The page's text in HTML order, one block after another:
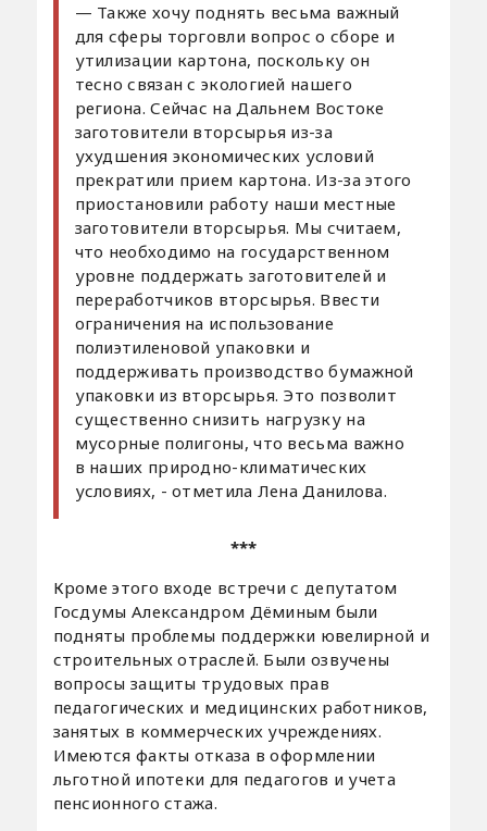
— Также хочу поднять весьма важный
для сферы торговли вопрос о сборе и
утилизации картона, поскольку он
тесно связан с экологией нашего
региона. Сейчас на Дальнем Востоке
заготовители вторсырья из-за
ухудшения экономических условий
прекратили прием картона. Из-за этого
приостановили работу наши местные
заготовители вторсырья. Мы считаем,
что необходимо на государственном
уровне поддержать заготовителей и
переработчиков вторсырья. Ввести
ограничения на использование
полиэтиленовой упаковки и
поддерживать производство бумажной
упаковки из вторсырья. Это позволит
существенно снизить нагрузку на
мусорные полигоны, что весьма важно
в наших природно-климатических
условиях, - отметила Лена Данилова.
***
Кроме этого входе встречи с депутатом
Госдумы Александром Дёминым были
подняты проблемы поддержки ювелирной и
строительных отраслей. Были озвучены
вопросы защиты трудовых прав
педагогических и медицинских работников,
занятых в коммерческих учреждениях.
Имеются факты отказа в оформлении
льготной ипотеки для педагогов и учета
пенсионного стажа.